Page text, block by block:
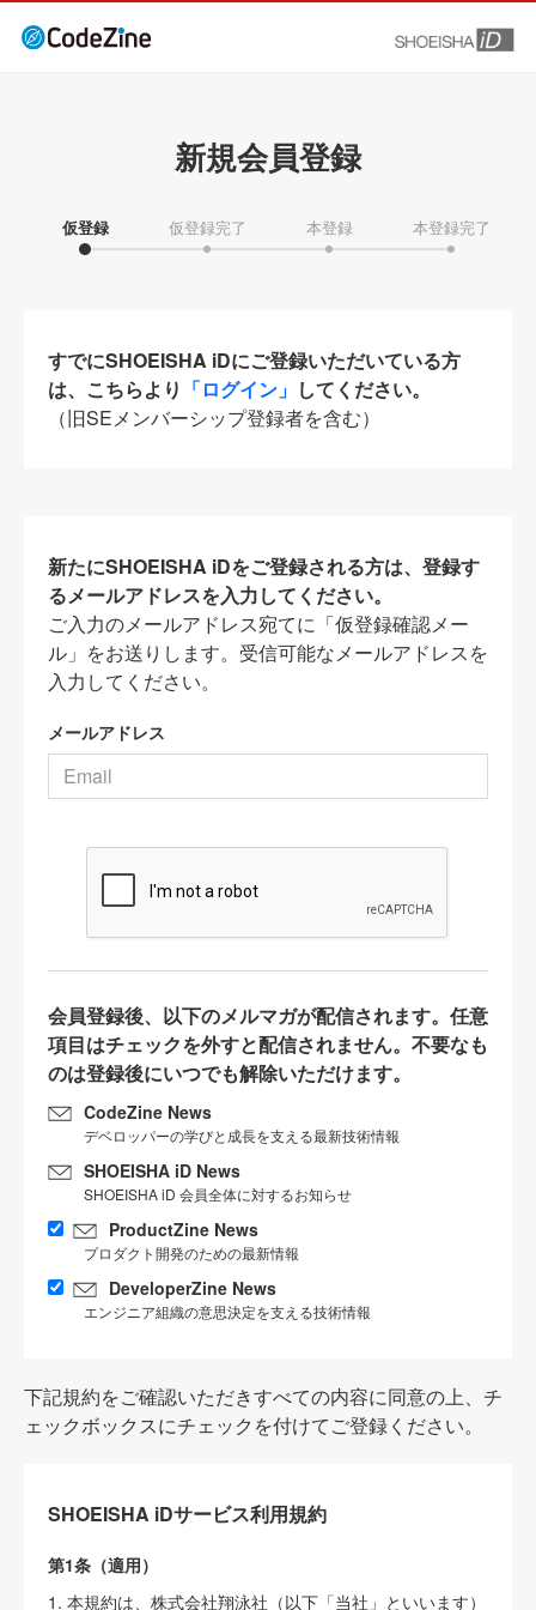
新規会員登録
仮登録 仮登録完了 本登録 本登録完了
すでにSHOEISHA iDにご登録いただいている方
は、こちらより 「ログイン」 してください。
（旧SEメンバーシップ登録者を含む）
新たにSHOEISHA iDをご登録される方は、登録す
るメールアドレスを入力してください。
ご入力のメールアドレス宛てに「仮登録確認メー
ル」をお送りします。受信可能なメールアドレスを
入力してください。
メールアドレス
会員登録後、以下のメルマガが配信されます。任意
項目はチェックを外すと配信されません。不要なも
のは登録後にいつでも解除いただけます。
CodeZine News
デベロッパーの学びと成長を支える最新技術情報
SHOEISHA iD News
SHOEISHA iD 会員全体に対するお知らせ
ProductZine News
プロダクト開発のための最新情報
DeveloperZine News
エンジニア組織の意思決定を支える技術情報
下記規約をご確認いただきすべての内容に同意の上、チ
ェックボックスにチェックを付けてご登録ください。
SHOEISHA iDサービス利用規約
第1条（適用）
1. 本規約は、株式会社翔泳社（以下「当社」といいます）